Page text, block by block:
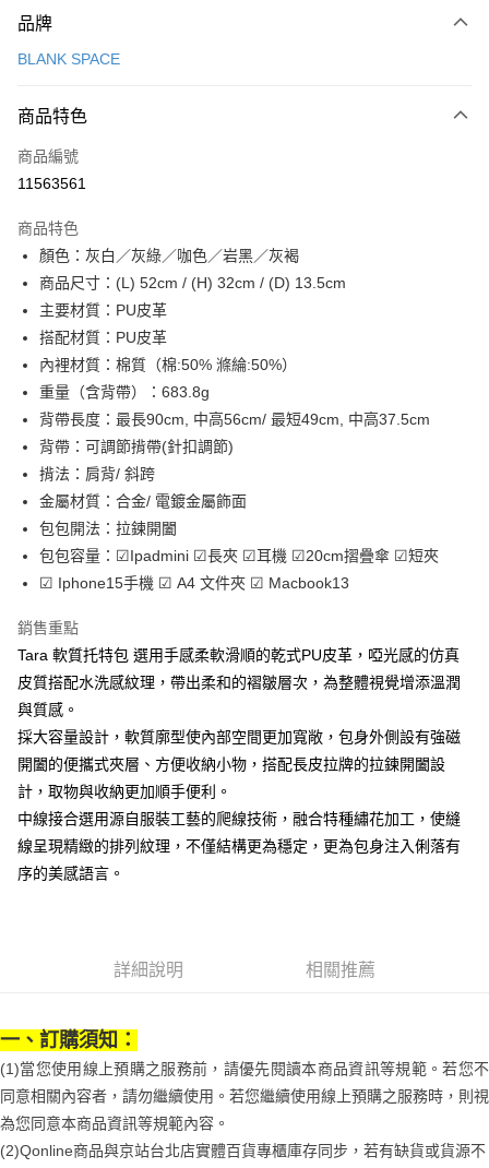
信用卡一次付款
Apple Pay
街口支付
Google Pay
全盈+PAY
大哥付你分期
相關說明
【大哥付你分期使用說明】
1.本服務由台灣大哥大提供，台灣大哥大用戶可立即使用無須另外申請。
2.付款方式選擇「大哥付你分期」，訂單成立後會自動跳轉到大哥付的交易
流程，驗證手機門號後，選擇欲分期的期數、繳款截止日，確認付款後即完
成交易。
3.實際核准額度、可分期數及費用金額請依後續交易確認頁面所載為準。
消。如遇「轉專審核」未通過狀況，表示未達大哥付你分期系統評分，恕無
法說明評估內容。
【繳款方式說明】
1.分期款項不併入電信帳單，「大哥付你分期」於每月結算日後寄送繳費提
醒簡訊。
帳／街口支付／iPASS MONEY」等通路繳費。
【注意事項】
1.本服務係由「台灣大哥大股份有限公司」（以下簡稱本公司）所提供，讓
用戶於交易時，得透過本服務購買商品或服務，並由商店將買賣／分期付款
2.基於同意付款使用「大哥付你分期」之契約關係目的，商店將以您的個人
資料（包含姓名、電話或地址）提供予台灣大哥大進項蒐集、處理及利用，
由本公司與您本人進行分期帳單所需資料之確認、核對及更正。
3.完整用戶服務條款，請詳閱以下連結：
AFTEE先享後付
相關說明
【關於「AFTEE先享後付」】
AFTEE先享後付是「在收到商品之後才付款」的支付方式。 讓您購物簡單
便利好安心！
１．簡單：不需註冊會員、不需綁卡、不需儲值。
３．安心：先確認商品／服務後，再付款。
【「AFTEE先享後付」結帳流程】
１．於結帳方式選擇「AFTEE先享後付」後，將跳轉至「AFTEE先享後付」
２．訂單成立數日內，您將收到繳費通知簡訊。
３．收到繳費通知簡訊後14天內，點擊此簡訊中的連結，可透過四大超商／
ATM／網路銀行／等多元方式進行付款，方視為交易完成。
※ 請注意：結帳手續完成當下不需立刻繳費，但若您需要取消訂單，請聯絡
購買商品的店家。未經商家同意取消之訂單仍視為有效，需透過AFTEE先享
後付繳納相關費用。
是否繳費成功／繳費後需取消欲退款等相關疑問，請聯繫「AFTEE先享後付
客戶支援中心」https://netprotections.freshdesk.com/support/home
【注意事項】
１．透過由恩沛科技股份有限公司提供之「AFTEE先享後付」服務完成之交
易，需依本服務之必要範圍內提供個人資料，並將交易相關給付款項請求債
「AFTEE先享後付」，若未經同意申辦者引起之損失，本公司不負相關責
時審查核予不同之上限額度；若仍有額度不足之情形，本公司將視審查結果
請求用戶進行身份認證。
５．嚴禁一人註冊多個帳號或使用他人資訊註冊。若發現惡意使用之情形，
恩沛科技股份有限公司將有權停止該用戶之使用額度並採取法律行動。
ATM付款
運送方式
每筆NT$100，滿NT$1,000(含以上)免運費
請自備購物袋，若需購買紙袋可現場詢問
品牌
BLANK SPACE
商品特色
商品編號
11563561
商品特色
顏色：灰白／灰綠／咖色／岩黑／灰褐
商品尺寸：(L) 52cm / (H) 32cm / (D) 13.5cm
主要材質：PU皮革
搭配材質：PU皮革
內裡材質：棉質（棉:50% 滌綸:50%）
重量（含背帶）：683.8g
背帶長度：最長90cm, 中高56cm/ 最短49cm, 中高37.5cm
背帶：可調節揹帶(針扣調節)
揹法：肩背/ 斜跨
金屬材質：合金/ 電鍍金屬飾面
包包開法：拉鍊開闔
包包容量：☑Ipadmini ☑長夾 ☑耳機 ☑20cm摺疊傘 ☑短夾
☑ Iphone15手機 ☑ A4 文件夾 ☑ Macbook13
銷售重點
Tara 軟質托特包 選用手感柔軟滑順的乾式PU皮革，啞光感的仿真
皮質搭配水洗感紋理，帶出柔和的褶皺層次，為整體視覺增添溫潤
與質感。
採大容量設計，軟質廓型使內部空間更加寬敞，包身外側設有強磁
開闔的便攜式夾層、方便收納小物，搭配長皮拉牌的拉鍊開闔設
計，取物與收納更加順手便利。
中線接合選用源自服裝工藝的爬線技術，融合特種繡花加工，使縫
線呈現精緻的排列紋理，不僅結構更為穩定，更為包身注入俐落有
序的美感語言。
詳細說明 相關推薦
一、訂購須知：
(1)當您使用線上預購之服務前，請優先閱讀本商品資訊等規範。若您不
同意相關內容者，請勿繼續使用。若您繼續使用線上預購之服務時，則視
為您同意本商品資訊等規範內容。
(2)Qonline商品與京站台北店實體百貨專櫃庫存同步，若有缺貨或貨源不